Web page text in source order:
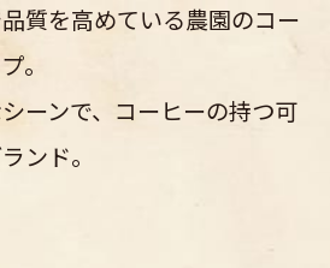
質を高めている農園のコー
。
ーンで、コーヒーの持つ可
ンド。